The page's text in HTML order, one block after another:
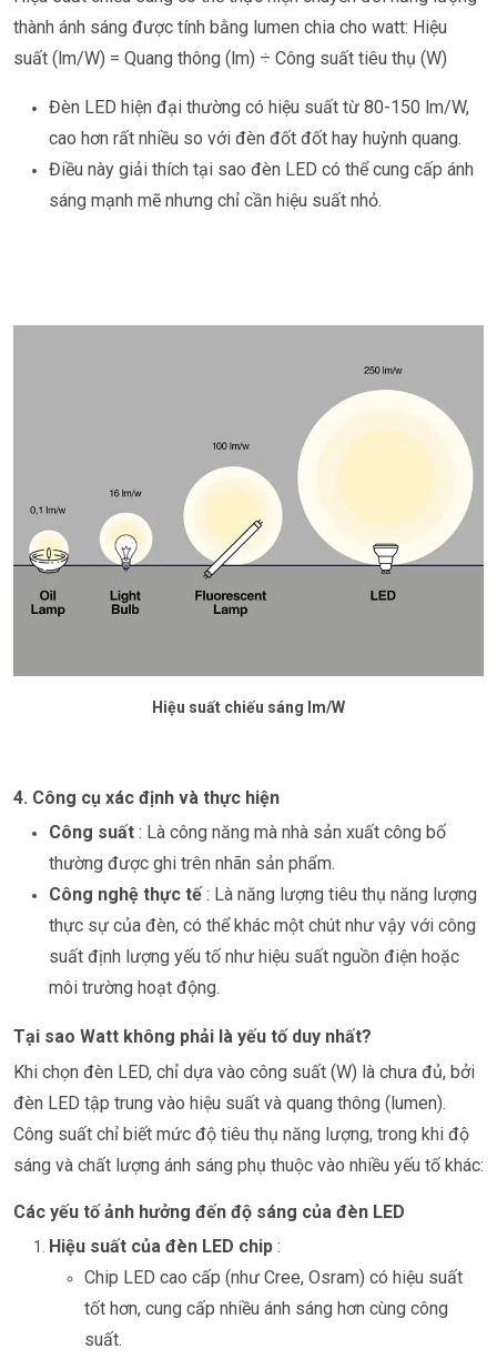
thành ánh sáng được tính bằng lumen chia cho watt: Hiệu
suất (lm/W) = Quang thông (lm) ÷ Công suất tiêu thụ (W)
Đèn LED hiện đại thường có hiệu suất từ 80-150 lm/W,
cao hơn rất nhiều so với đèn đốt đốt hay huỳnh quang.
Điều này giải thích tại sao đèn LED có thể cung cấp ánh
sáng mạnh mẽ nhưng chỉ cần hiệu suất nhỏ.
Hiệu suất chiếu sáng lm/W
4. Công cụ xác định và thực hiện
Công suất : Là công năng mà nhà sản xuất công bố
thường được ghi trên nhãn sản phẩm.
Công nghệ thực tế: Là năng lượng tiêu thụ năng lượng
thực sự của đèn, có thể khác một chút như vậy với công
suất định lượng yếu tố như hiệu suất nguồn điện hoặc
môi trường hoạt động.
Tại sao Watt không phải là yếu tố duy nhất?
Khi chọn đèn LED, chỉ dựa vào công suất (W) là chưa đủ, bởi
đèn LED tập trung vào hiệu suất và quang thông (lumen).
Công suất chỉ biết mức độ tiêu thụ năng lượng, trong khi độ
sáng và chất lượng ánh sáng phụ thuộc vào nhiều yếu tố khác:
Các yếu tố ảnh hưởng đến độ sáng của đèn LED
Hiệu suất của đèn LED chip :
Chip LED cao cấp (như Cree, Osram) có hiệu suất
tốt hơn, cung cấp nhiều ánh sáng hơn cùng công
suất.